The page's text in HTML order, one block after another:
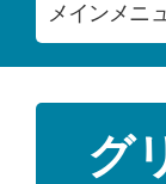
メインメニ
グ